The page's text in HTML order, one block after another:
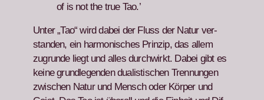
of is not the true Tao.’
Unter „Tao“ wird dabei der Fluss der Natur ver­
standen, ein har­monis­ches Prinzip, das allem
zugrunde liegt und alles durch­wirkt. Dabei gibt es
keine grundle­gen­den dual­is­tis­chen Tren­nun­gen
zwis­chen Natur und Men­sch oder Kör­p­er und